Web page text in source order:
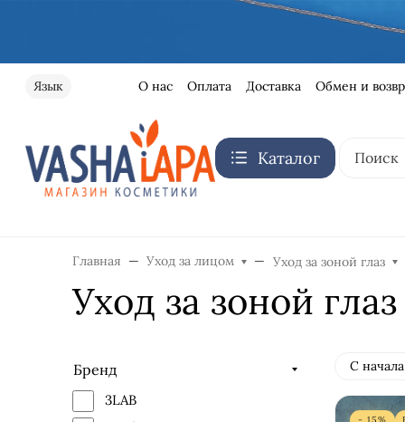
Язык О нас Оплата Доставка Обмен и
Каталог
Главная Уход за лицом Уход за зоной глаз
Уход за зоной глаз
Бренд
3LAB
С